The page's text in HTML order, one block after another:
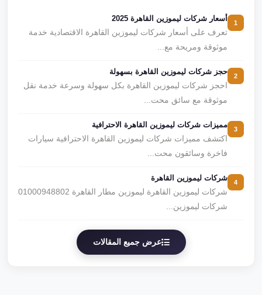
أسعار شركات ليموزين القاهرة 2025
تعرف على أسعار شركات ليموزين القاهرة الاقتصادية خدمة
موثوقة ومريحة مع...
حجز شركات ليموزين القاهرة بسهولة
احجز شركات ليموزين القاهرة بكل سهولة وسرعة خدمة نقل
موثوقة مع سائق محت...
مميزات شركات ليموزين القاهرة الاحترافية
اكتشف مميزات شركات ليموزين القاهرة الاحترافية سيارات
فاخرة وسائقون محت...
شركات ليموزين القاهرة
شركات ليموزين القاهرة ليموزين مطار القاهرة 01000948802
شركات ليموزين...
عرض جميع المقالات